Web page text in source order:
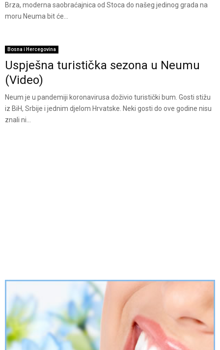
Brza, moderna saobraćajnica od Stoca do našeg jedinog grada na
moru Neuma bit će...
Bosna i Hercegovina
Uspješna turistička sezona u Neumu
(Video)
Neum je u pandemiji koronavirusa doživio turistički bum. Gosti stižu
iz BiH, Srbije i jednim djelom Hrvatske. Neki gosti do ove godine nisu
znali ni...